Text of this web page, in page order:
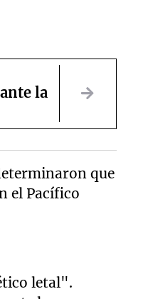
la
que
el Pacífico
letal".